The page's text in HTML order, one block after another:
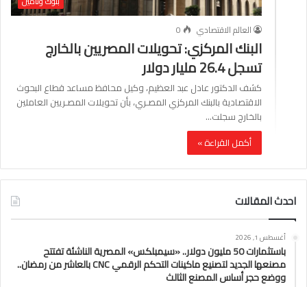
العالم الاقتصادي
0
البنك المركزي: تحويلات المصريين بالخارج
تسجل 26.4 مليار دولار
كشف الدكتور عادل عبد العظيم، وكيل محافظ مساعد قطاع البحوث
الاقتصادية بالبنك المركزي المصـري، بأن تحويلات المصـريين العاملين
بالخارج سجلت…
أكمل القراءة »
احدث المقالات
أغسطس 1, 2026
باستثمارات 50 مليون دولار.. «سيمبلكس» المصرية الناشئة تفتتح
مصنعها الجديد لتصنيع ماكينات التحكم الرقمي CNC بالعاشر من رمضان..
ووضع حجر أساس المصنع الثالث